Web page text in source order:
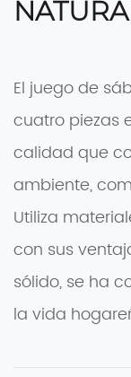
El juego de
cuatro piezas
calidad que
ambiente,
Utiliza
con sus
sólido, se ha
la vida